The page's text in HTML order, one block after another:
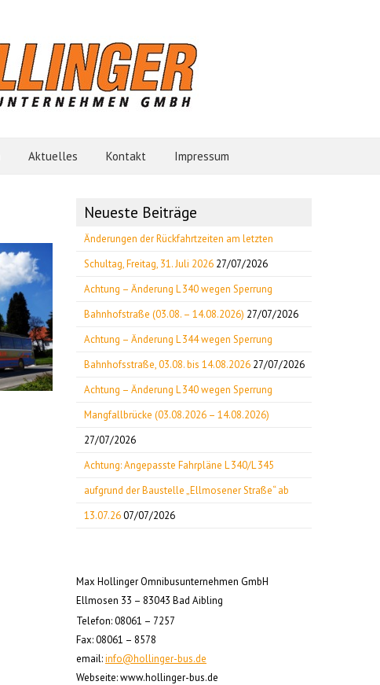
Aktuelles Kontakt Impressum
Neueste Beiträge
Änderungen der Rückfahrtzeiten am letzten
Schultag, Freitag, 31. Juli 2026 27/07/2026
Achtung – Änderung L 340 wegen Sperrung
Bahnhofstraße (03.08. – 14.08.2026) 27/07/2026
Achtung – Änderung L 344 wegen Sperrung
Bahnhofsstraße, 03.08. bis 14.08.2026 27/07/2026
Achtung – Änderung L 340 wegen Sperrung
Mangfallbrücke (03.08.2026 – 14.08.2026)
27/07/2026
Achtung: Angepasste Fahrpläne L 340/L 345
aufgrund der Baustelle „Ellmosener Straße“ ab
13.07.2607/07/2026
Max Hollinger Omnibusunternehmen GmbH
Ellmosen 33 – 83043 Bad Aibling
Telefon: 08061 – 7257
Fax: 08061 – 8578
email:info@hollinger-bus.de
Webseite: www.hollinger-bus.de